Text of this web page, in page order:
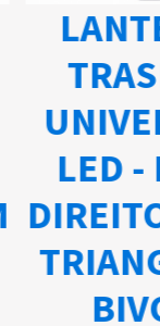
LED -